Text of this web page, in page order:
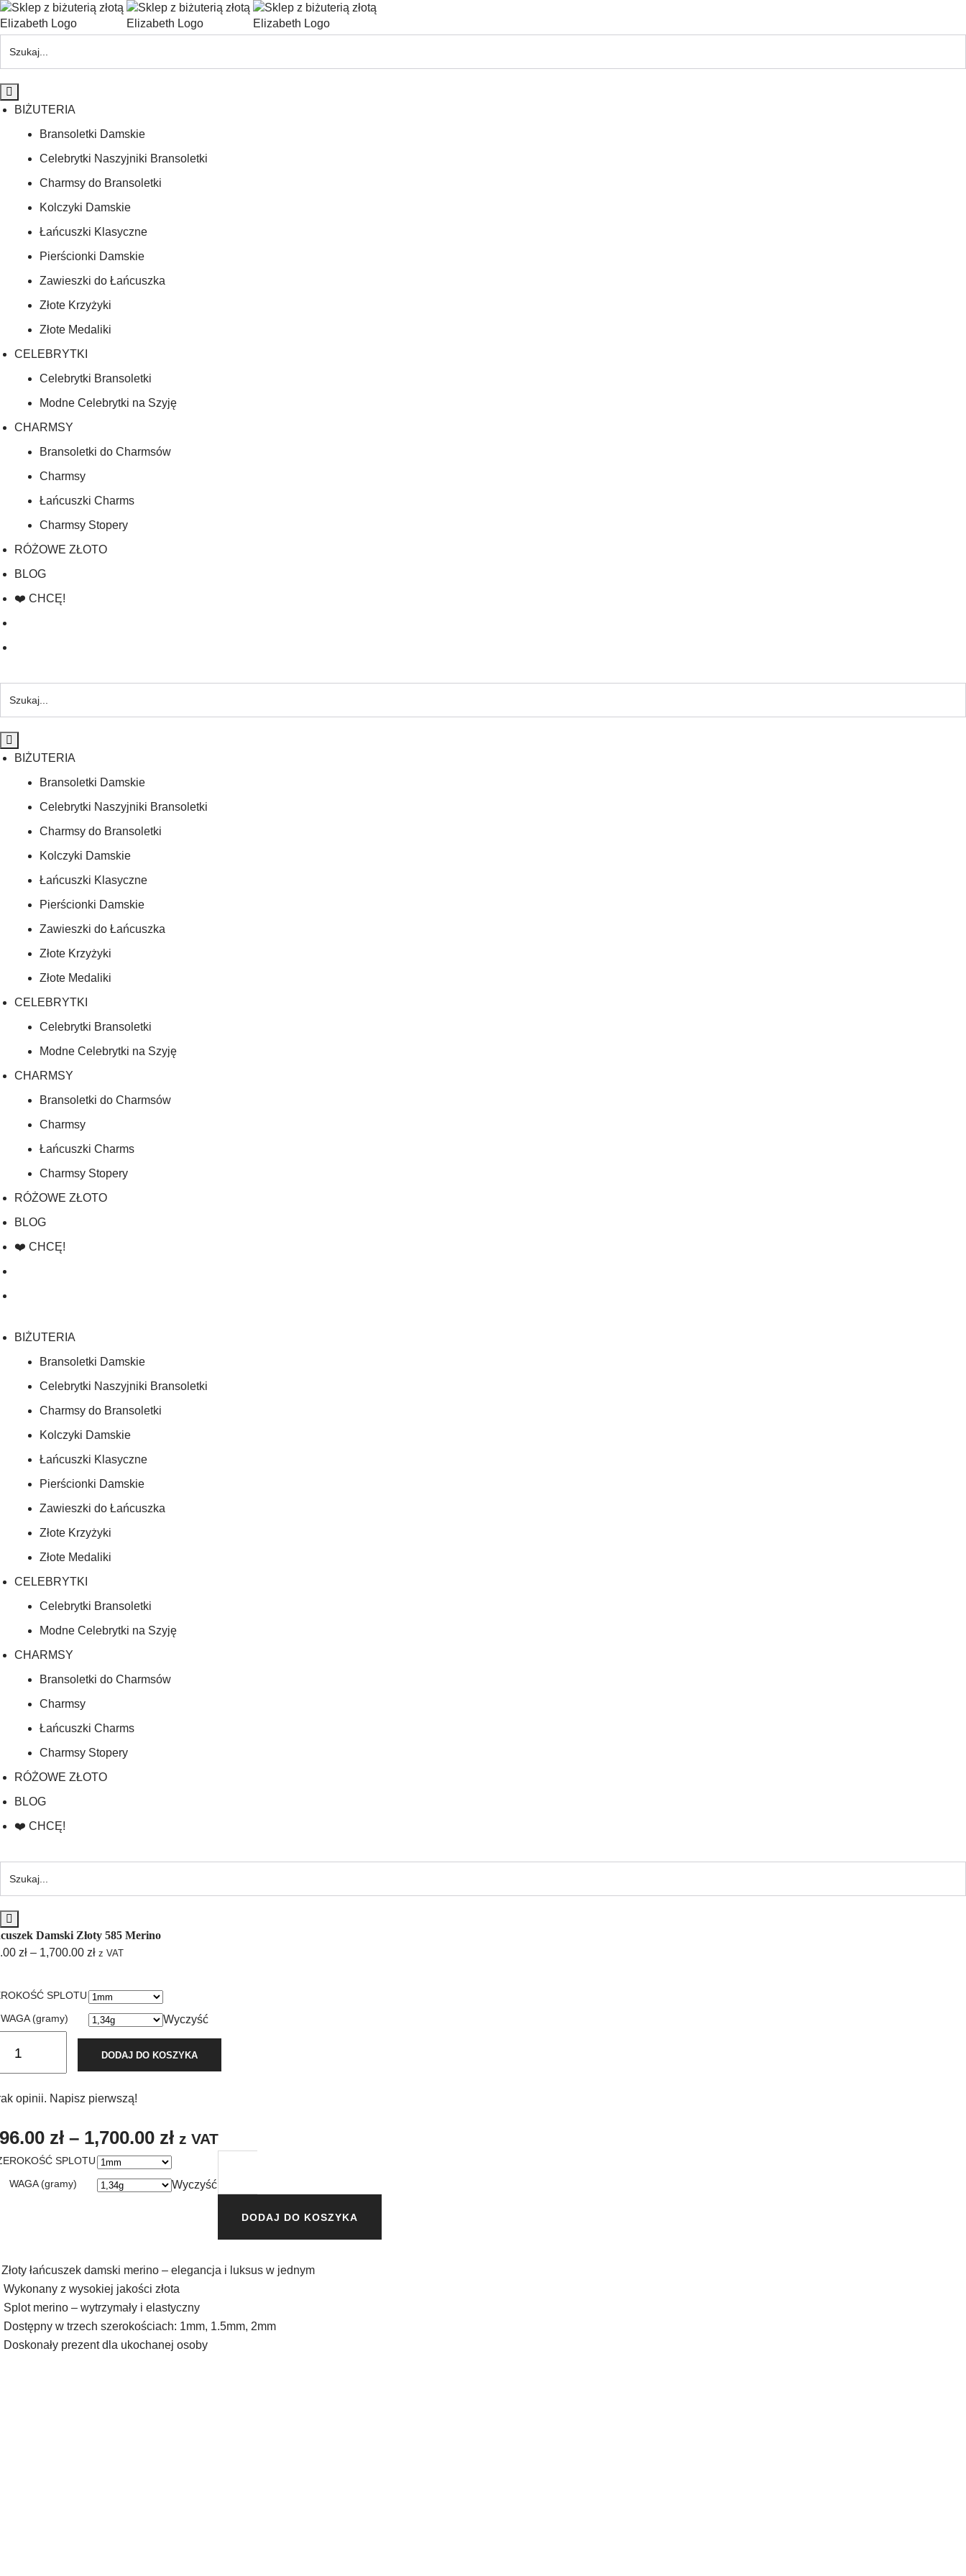
BIŻUTERIA
Bransoletki Damskie
Celebrytki Naszyjniki Bransoletki
Charmsy do Bransoletki
Kolczyki Damskie
Łańcuszki Klasyczne
Pierścionki Damskie
Zawieszki do Łańcuszka
Złote Krzyżyki
Złote Medaliki
CELEBRYTKI
Celebrytki Bransoletki
Modne Celebrytki na Szyję
CHARMSY
Bransoletki do Charmsów
Charmsy
Łańcuszki Charms
Charmsy Stopery
RÓŻOWE ZŁOTO
BLOG
❤️ CHCĘ!
BIŻUTERIA
Bransoletki Damskie
Celebrytki Naszyjniki Bransoletki
Charmsy do Bransoletki
Kolczyki Damskie
Łańcuszki Klasyczne
Pierścionki Damskie
Zawieszki do Łańcuszka
Złote Krzyżyki
Złote Medaliki
CELEBRYTKI
Celebrytki Bransoletki
Modne Celebrytki na Szyję
CHARMSY
Bransoletki do Charmsów
Charmsy
Łańcuszki Charms
Charmsy Stopery
RÓŻOWE ZŁOTO
BLOG
❤️ CHCĘ!
BIŻUTERIA
Bransoletki Damskie
Celebrytki Naszyjniki Bransoletki
Charmsy do Bransoletki
Kolczyki Damskie
Łańcuszki Klasyczne
Pierścionki Damskie
Zawieszki do Łańcuszka
Złote Krzyżyki
Złote Medaliki
CELEBRYTKI
Celebrytki Bransoletki
Modne Celebrytki na Szyję
CHARMSY
Bransoletki do Charmsów
Charmsy
Łańcuszki Charms
Charmsy Stopery
RÓŻOWE ZŁOTO
BLOG
❤️ CHCĘ!
Damski Złoty 585 Merino
zł – 1,700.00zł z VAT
SPLOTU
WAGA (gramy)
Wyczyść
DODAJ DO KOSZYKA
opinii. Napisz pierwszą!
zł – 1,700.00 zł z VAT
SPLOTU
WAGA (gramy)
Wyczyść
DODAJ DO KOSZYKA
Złoty łańcuszek damski merino – elegancja i luksus w jednym
Wykonany z wysokiej jakości złota
Splot merino – wytrzymały i elastyczny
Dostępny w trzech szerokościach: 1mm, 1.5mm, 2mm
Doskonały prezent dla ukochanej osoby